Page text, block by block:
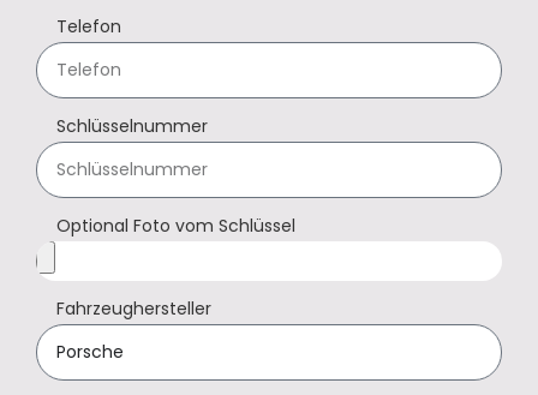
Telefon
Schlüsselnummer
Optional Foto vom Schlüssel
Fahrzeughersteller